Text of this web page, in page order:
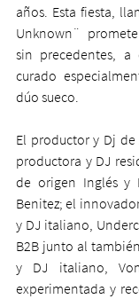
años. Esta fiesta,
Unknown¨
sin precedentes,
curado
dúo sueco.
El productor y Dj de
productora y DJ
de origen Inglés y
Benitez; el
y DJ italiano,
B2B junto al
y DJ italiano,
experimentada y